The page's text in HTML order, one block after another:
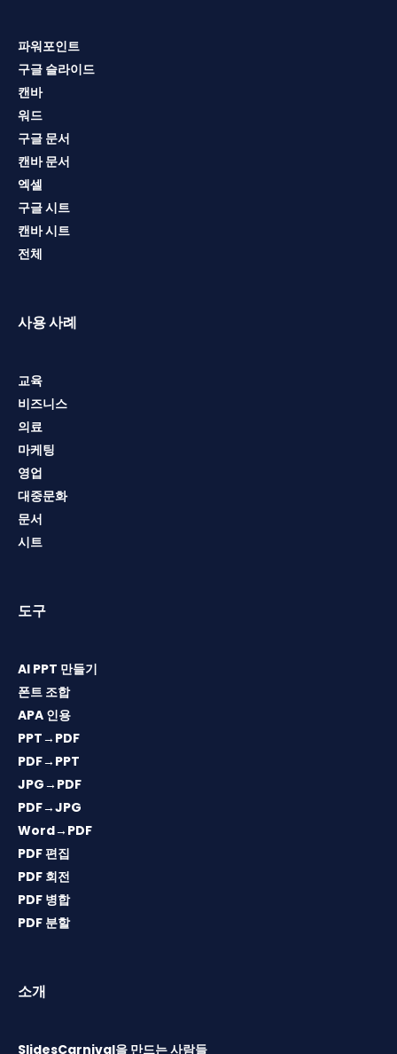
파워포인트
구글 슬라이드
캔바
워드
구글 문서
캔바 문서
엑셀
구글 시트
캔바 시트
전체
사용 사례
교육
비즈니스
의료
마케팅
영업
대중문화
문서
시트
도구
AI PPT 만들기
폰트 조합
APA 인용
PPT→PDF
PDF→PPT
JPG→PDF
PDF→JPG
Word→PDF
PDF 편집
PDF 회전
PDF 병합
PDF 분할
소개
SlidesCarnival을 만드는 사람들